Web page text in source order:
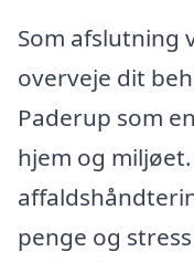
Som afslutning
overveje dit
Paderup som
hjem og
penge og